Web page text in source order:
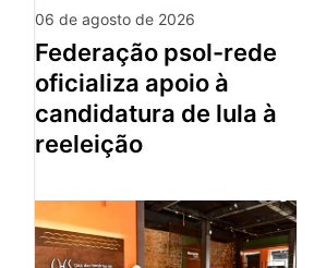
06 de agosto de 2026
federação psol-rede
oficializa apoio à
candidatura de lula à
reeleição